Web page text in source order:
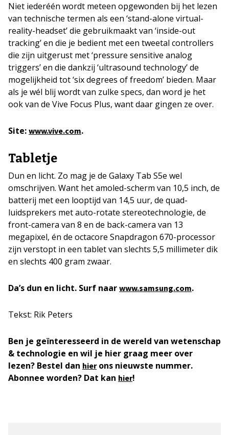
Niet iederéén wordt meteen opgewonden bij het lezen
van technische termen als een ‘stand-alone virtual-
reality-headset’ die gebruikmaakt van ‘inside-out
tracking’ en die je bedient met een tweetal controllers
die zijn uitgerust met ‘pressure sensitive analog
triggers’ en die dankzij ‘ultrasound technology’ de
mogelijkheid tot ‘six degrees of freedom’ bieden. Maar
als je wél blij wordt van zulke specs, dan word je het
ook van de Vive Focus Plus, want daar gingen ze over.
Site: www.vive.com.
Tabletje
Dun en licht. Zo mag je de Galaxy Tab S5e wel
omschrijven. Want het amoled-scherm van 10,5 inch, de
batterij met een looptijd van 14,5 uur, de quad-
luidsprekers met auto-rotate stereotechnologie, de
front-camera van 8 en de back-camera van 13
megapixel, én de octacore Snapdragon 670-processor
zijn verstopt in een tablet van slechts 5,5 millimeter dik
en slechts 400 gram zwaar.
Da’s dun en licht. Surf naar www.samsung.com.
Tekst: Rik Peters
Ben je geïnteresseerd in de wereld van wetenschap
& technologie en wil je hier graag meer over
lezen? Bestel dan hierons nieuwste nummer.
Abonnee worden? Dat kan hier!